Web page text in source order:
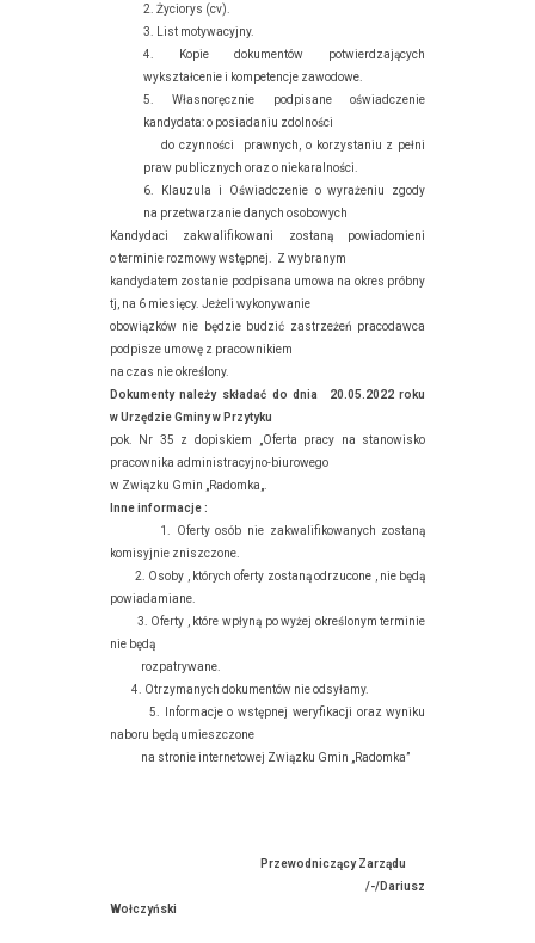
2. Życiorys (cv).
3. List motywacyjny.
4. Kopie dokumentów potwierdzających
wykształcenie i kompetencje zawodowe.
5. Własnoręcznie podpisane oświadczenie
kandydata: o posiadaniu zdolności
do czynności prawnych, o korzystaniu z pełni
praw publicznych oraz o niekaralności.
6. Klauzula i Oświadczenie o wyrażeniu zgody
na przetwarzanie danych osobowych
Kandydaci zakwalifikowani zostaną powiadomieni
o terminie rozmowy wstępnej. Z wybranym
kandydatem zostanie podpisana umowa na okres próbny
tj, na 6 miesięcy. Jeżeli wykonywanie
obowiązków nie będzie budzić zastrzeżeń pracodawca
podpisze umowę z pracownikiem
na czas nie określony.
Dokumenty należy składać do dnia 20.05.2022 roku
w Urzędzie Gminy w Przytyku
pok. Nr 35 z dopiskiem „Oferta pracy na stanowisko
pracownika administracyjno-biurowego
w Związku Gmin „Radomka„.
Inne informacje :
1. Oferty osób nie zakwalifikowanych zostaną
komisyjnie zniszczone.
2. Osoby , których oferty zostaną odrzucone , nie będą
powiadamiane.
3. Oferty , które wpłyną po wyżej określonym terminie
nie będą
rozpatrywane.
4. Otrzymanych dokumentów nie odsyłamy.
5. Informacje o wstępnej weryfikacji oraz wyniku
naboru będą umieszczone
na stronie internetowej Związku Gmin „Radomka”
Przewodniczący Zarządu
/-/Dariusz
Wołczyński